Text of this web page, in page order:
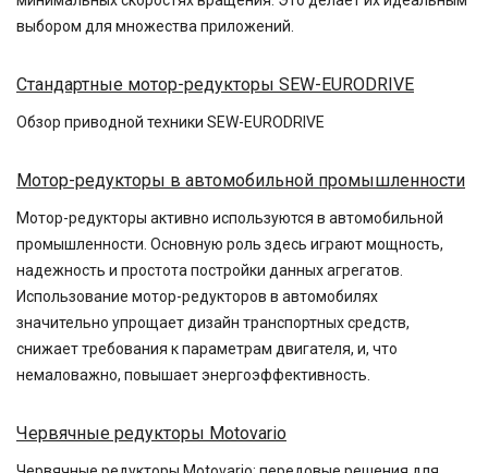
выбором для множества приложений.
Стандартные мотор-редукторы SEW-EURODRIVE
Обзор приводной техники SEW-EURODRIVE
Мотор-редукторы в автомобильной промышленности
Мотор-редукторы активно используются в автомобильной
промышленности. Основную роль здесь играют мощность,
надежность и простота постройки данных агрегатов.
Использование мотор-редукторов в автомобилях
значительно упрощает дизайн транспортных средств,
снижает требования к параметрам двигателя, и, что
немаловажно, повышает энергоэффективность.
Червячные редукторы Motovario